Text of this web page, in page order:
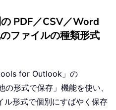
PDF／CSV／Word
ファイルの種類形式
for Outlook」の
の形式で保存」機能を使い、
ル形式で個別にすばやく保存